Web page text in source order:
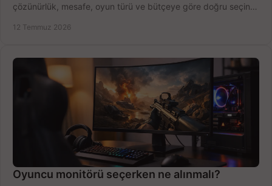
çözünürlük, mesafe, oyun türü ve bütçeye göre doğru seçin,
12 Temmuz 2026
Oyuncu monitörü seçerken ne alınmalı?